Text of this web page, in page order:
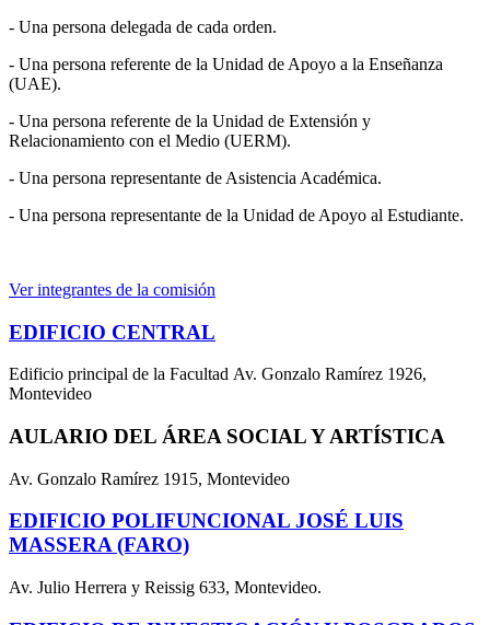
- Una persona delegada de cada orden.
- Una persona referente de la Unidad de Apoyo a la Enseñanza
(UAE).
- Una persona referente de la Unidad de Extensión y
Relacionamiento con el Medio (UERM).
- Una persona representante de Asistencia Académica.
- Una persona representante de la Unidad de Apoyo al Estudiante.
Ver integrantes de la comisión
EDIFICIO CENTRAL
Edificio principal de la Facultad Av. Gonzalo Ramírez 1926,
Montevideo
AULARIO DEL ÁREA SOCIAL Y ARTÍSTICA
Av. Gonzalo Ramírez 1915, Montevideo
EDIFICIO POLIFUNCIONAL JOSÉ LUIS
MASSERA (FARO)
Av. Julio Herrera y Reissig 633, Montevideo.